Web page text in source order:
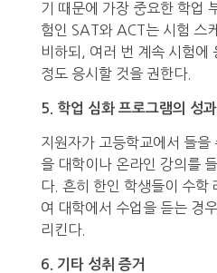
기 때문에 가장 중요한 학업
험인 SAT와 ACT는 시험 스
비하되, 여러 번 계속 시험에
정도 응시할 것을 권한다.
5. 학업 심화 프로그램의 성과
지원자가 고등학교에서 들을
을 대학이나 온라인 강의를
다. 흔히 한인 학생들이 수학
여 대학에서 수업을 듣는 경
리킨다.
6. 기타 성취 증거